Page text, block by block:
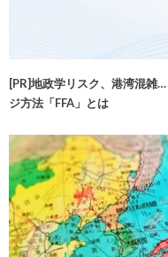
[PR]地政学リスク、港湾混雑
ジ方法「FFA」とは